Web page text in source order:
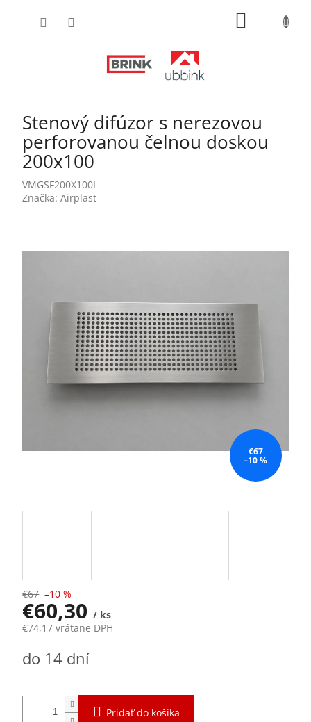
Stenový difúzor s nerezovou
perforovanou čelnou doskou
200x100
VMGSF200X100I
Značka:Airplast
€67
–10 %
€67 –10 %
€60,30/ ks
€74,17 vrátane DPH
cena:
do 14 dní
Pridať do košíka